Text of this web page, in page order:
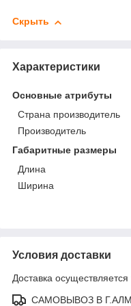
Скрыть
Характеристики
Основные атрибуты
Страна производитель
Производитель
Габаритные размеры
Длина
Ширина
Условия доставки
Доставка
САМОВЫВОЗ В